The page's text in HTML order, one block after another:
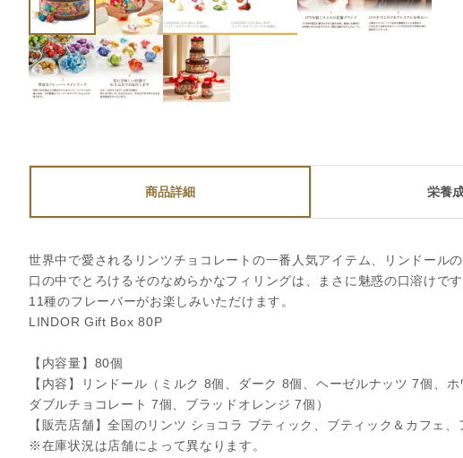
商品詳細 栄養
世界中で愛されるリンツチョコレートの一番人気アイテム、リンドールの
口の中でとろけるそのなめらかなフィリングは、まさに魅惑の口溶けです
11種のフレーバーがお楽しみいただけます。
LINDOR Gift Box 80P
【内容量】80個
【内容】リンドール（ミルク 8個、ダーク 8個、ヘーゼルナッツ 7個、
ダブルチョコレート 7個、ブラッドオレンジ 7個）
【販売店舗】全国のリンツ ショコラ ブティック、ブティック＆カフェ
※在庫状況は店舗によって異なります。